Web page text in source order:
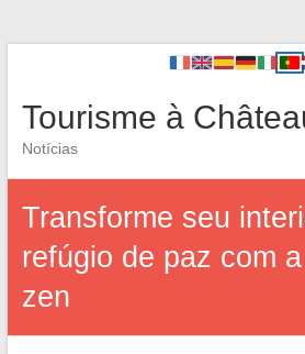
Tourisme à
Notícias
Transforme seu
refúgio de paz com
zen